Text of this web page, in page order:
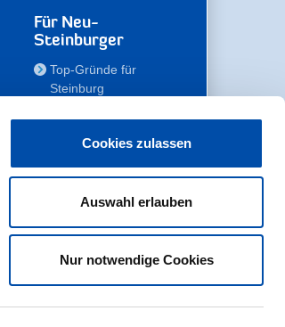
Cookies zulassen
Auswahl erlauben
Nur notwendige Cookies
Für Neu-
Steinburger
Top-Gründe für
Steinburg
Meine Immobilie
Erholen